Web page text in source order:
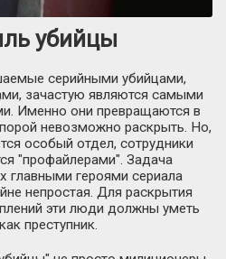
убийцы
серийными убийцами,
зачастую являются самыми
Именно они превращаются в
невозможно раскрыть. Но,
особый отдел, сотрудники
"профайлерами". Задача
главными героями сериала
непростая. Для раскрытия
эти люди должны уметь
преступник.